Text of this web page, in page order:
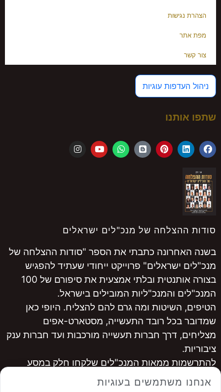
הצהרת נגישות
מפת אתר
צור קשר
ניהול העדפות עוגיות
שתפו אותנו
סודות ההצלחה של מנכ"לים ישראלים
בשנה האחרונה כתבתי את הספר "סודות ההצלחה של
מנכ"לים ישראלים" פרוייקט ייחודי שעתיד להפגיש
בצורה אותנטית ובלתי אמצעית את סיפורם של 100
המנכ"לים והמנכ"ליות המובילים בישראל.
הטיפים, השיטות ומה גרם להם להצליח. היופי כאן
שמדובר בכל רובד התעשייה, מסטארט-אפים
מצליחים, דרך חברות תעשייה מורכבות ועד חברות ענק
ציבוריות.
להתרשמות ממאות המנכ"לים שלקחו חלק במסע
אנחנו משתמשים בעוגיות